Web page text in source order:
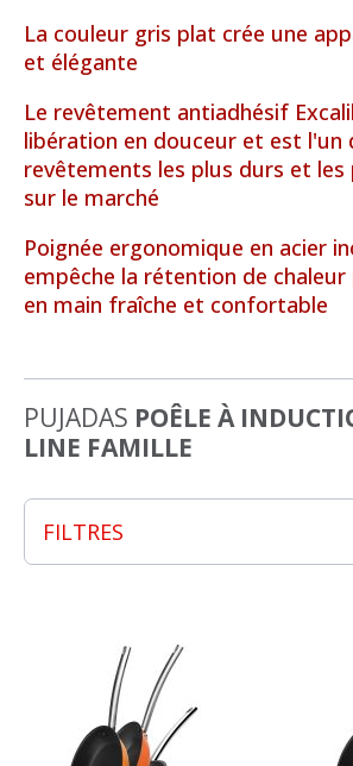
La couleur gris plat crée une
et élégante
Le revêtement antiadhésif
libération en douceur et est l'un
revêtements les plus durs et les
sur le marché
Poignée ergonomique en acier
empêche la rétention de
en main fraîche et confortable
PUJADAS POÊLE À
LINE FAMILLE
FILTRES